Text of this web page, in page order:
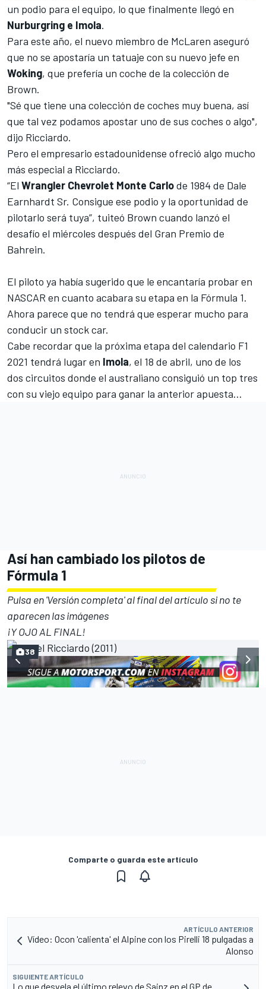
un podio para el equipo, lo que finalmente llegó en
Nurburgring e Imola.
Para este año, el nuevo miembro de McLaren aseguró
que no se apostaría un tatuaje con su nuevo jefe en
Woking, que prefería un coche de la colección de
Brown.
"Sé que tiene una colección de coches muy buena, así
que tal vez podamos apostar uno de sus coches o algo",
dijo Ricciardo.
Pero el empresario estadounidense ofreció algo mucho
más especial a Ricciardo.
“El Wrangler Chevrolet Monte Carlode 1984 de Dale
Earnhardt Sr. Consigue ese podio y la oportunidad de
pilotarlo será tuya”, tuiteó Brown cuando lanzó el
desafío el miércoles después del Gran Premio de
Bahrein.
El piloto ya había sugerido que le encantaría probar en
NASCAR en cuanto acabara su etapa en la Fórmula 1.
Ahora parece que no tendrá que esperar mucho para
conducir un stock car.
Cabe recordar que la próxima etapa del calendario F1
2021 tendrá lugar en Imola, el 18 de abril, uno de los
dos circuitos donde el australiano consiguió un top tres
con su viejo equipo para ganar la anterior apuesta...
Así han cambiado los pilotos de
Fórmula 1
Pulsa en 'Versión completa' al final del artículo si no te
aparecen las imágenes
¡Y OJO AL FINAL!
38
Comparte o guarda este artículo
ARTÍCULO ANTERIOR
Vídeo: Ocon 'calienta' el Alpine con los Pirelli 18 pulgadas a
Alonso
SIGUIENTE ARTÍCULO
Lo que desvela el último relevo de Sainz en el GP de